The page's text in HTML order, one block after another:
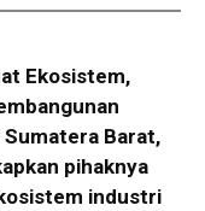
Ekosistem,
Barat,
pihaknya
industri